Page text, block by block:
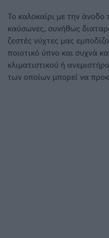
Το καλοκαίρι με την άνοδο
καύσωνες, συνήθως
ζεστές νύχτες μας
ποιοτικό ύπνο και συχνά
κλιματιστικού ή
των οποίων μπορεί να